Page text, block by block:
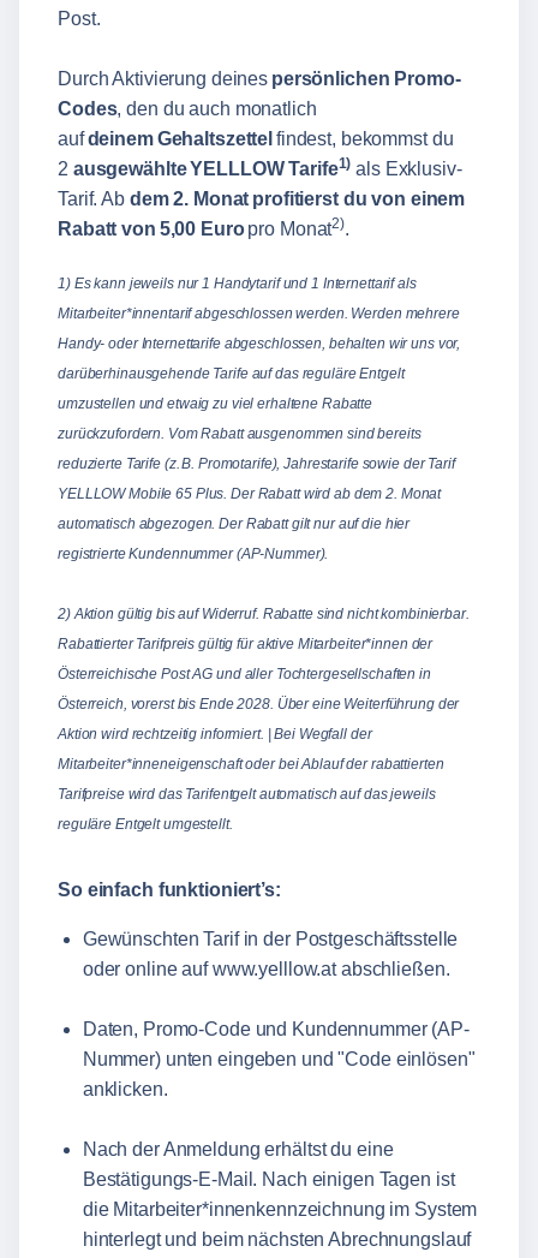
Post.
Durch Aktivierung deines persönlichen Promo-
Codes, den du auch monatlich
aufdeinem Gehaltszettel findest, bekommst du
2 ausgewählte YELLLOW Tarife1) als Exklusiv-
Tarif. Ab dem 2. Monat profitierst du von einem
Rabatt von 5,00 Europro Monat2).
1) Es kann jeweils nur 1 Handytarif und 1 Internettarif als
Mitarbeiter*innentarif abgeschlossen werden. Werden mehrere
Handy- oder Internettarife abgeschlossen, behalten wir uns vor,
darüberhinausgehende Tarife auf das reguläre Entgelt
umzustellen und etwaig zu viel erhaltene Rabatte
zurückzufordern. Vom Rabatt ausgenommen sind bereits
reduzierte Tarife (z. B. Promotarife), Jahrestarife sowie der Tarif
YELLLOW Mobile 65 Plus. Der Rabatt wird ab dem 2. Monat
automatisch abgezogen. Der Rabatt gilt nur auf die hier
registrierte Kundennummer (AP-Nummer).
2) Aktion gültig bis auf Widerruf. Rabatte sind nicht kombinierbar.
Rabattierter Tarifpreis gültig für aktive Mitarbeiter*innen der
Österreichische Post AG und aller Tochtergesellschaften in
Österreich, vorerst bis Ende 2028. Über eine Weiterführung der
Aktion wird rechtzeitig informiert. | Bei Wegfall der
Mitarbeiter*inneneigenschaft oder bei Ablauf der rabattierten
Tarifpreise wird das Tarifentgelt automatisch auf das jeweils
reguläre Entgelt umgestellt.
So einfach funktioniert’s:
Gewünschten Tarif in der Postgeschäftsstelle
oder online aufwww.yelllow.at abschließen.
Daten, Promo-Code und Kundennummer (AP-
Nummer) unten eingeben und "Code einlösen"
anklicken.
Nach der Anmeldung erhältst du eine
Bestätigungs-E-Mail. Nach einigen Tagen ist
die Mitarbeiter*innenkennzeichnung im System
hinterlegt und beim nächsten Abrechnungslauf